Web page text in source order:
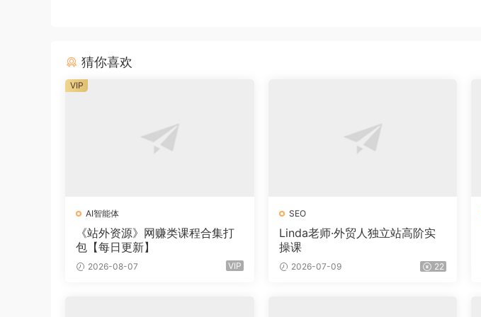
猜你喜欢
AI智能体
《站外资源》网赚类课程合集打
包【每日更新】
2026-08-07 VIP
VIP
SEO
Linda老师·外贸人独立站高阶实
操课
2026-07-09 22